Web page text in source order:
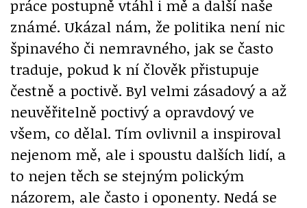
práce postupně vtáhl i mě a další naše
známé. Ukázal nám, že politika není nic
špinavého či nemravného, jak se často
traduje, pokud k ní člověk přistupuje
čestně a poctivě. Byl velmi zásadový a až
neuvěřitelně poctivý a opravdový ve
všem, co dělal. Tím ovlivnil a inspiroval
nejenom mě, ale i spoustu dalších lidí, a
to nejen těch se stejným polickým
názorem, ale často i oponenty. Nedá se